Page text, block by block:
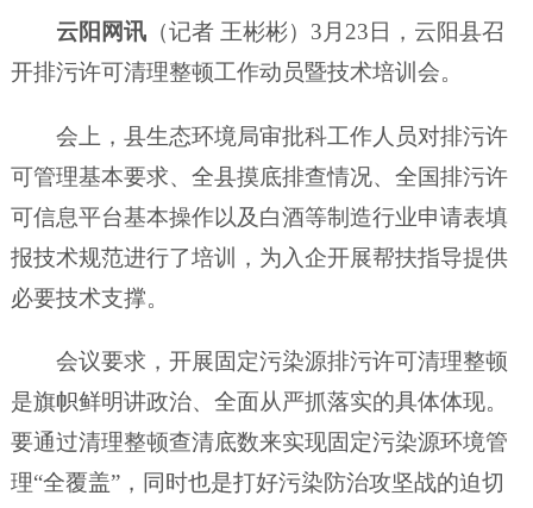
云阳网讯 （记者 王彬彬）3月23日，云阳县召
开排污许可清理整顿工作动员暨技术培训会。
会上，县生态环境局审批科工作人员对排污许
可管理基本要求、全县摸底排查情况、全国排污许
可信息平台基本操作以及白酒等制造行业申请表填
报技术规范进行了培训，为入企开展帮扶指导提供
必要技术支撑。
会议要求，开展固定污染源排污许可清理整顿
是旗帜鲜明讲政治、全面从严抓落实的具体体现。
要通过清理整顿查清底数来实现固定污染源环境管
理“全覆盖”，同时也是打好污染防治攻坚战的迫切